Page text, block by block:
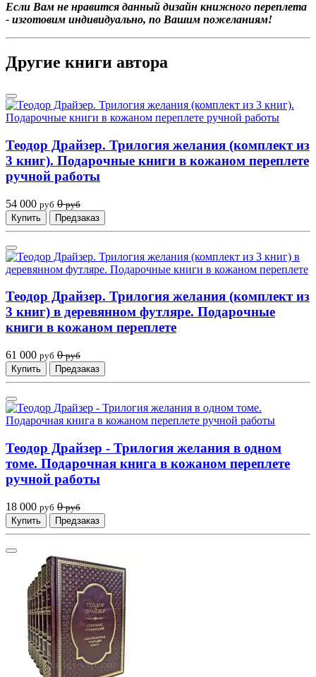
Если Вам не нравится данный дизайн книжного переплета
- изготовим индивидуально, по Вашим пожеланиям!
Другие книги автора
Теодор Драйзер. Трилогия желания (комплект из
3 книг). Подарочные книги в кожаном переплете
ручной работы
54 000 руб 0 руб
Купить
Предзаказ
Теодор Драйзер. Трилогия желания (комплект из
3 книг) в деревянном футляре. Подарочные
книги в кожаном переплете
61 000 руб 0 руб
Купить
Предзаказ
Теодор Драйзер - Трилогия желания в одном
томе. Подарочная книга в кожаном переплете
ручной работы
18 000 руб 0 руб
Купить
Предзаказ